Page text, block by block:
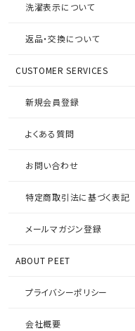
洗濯表示について
返品・交換について
CUSTOMER SERVICES
新規会員登録
よくある質問
お問い合わせ
特定商取引法に基づく表記
メールマガジン登録
ABOUT PEET
プライバシーポリシー
会社概要